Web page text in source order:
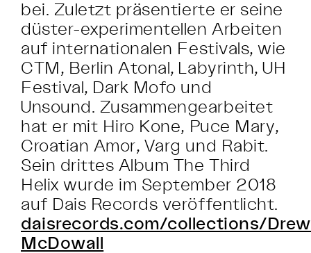
bei. Zuletzt präsentierte er seine
düster-experimentellen Arbeiten
auf internationalen Festivals, wie
CTM, Berlin Atonal, Labyrinth, UH
Festival, Dark Mofo und
Unsound. Zusammengearbeitet
hat er mit Hiro Kone, Puce Mary,
Croatian Amor, Varg und Rabit.
Sein drittes Album The Third
Helix wurde im September 2018
auf Dais Records veröffentlicht.
daisrecords.com/collections/
McDowall